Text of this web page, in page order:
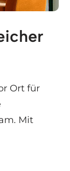
Ort für
Mit